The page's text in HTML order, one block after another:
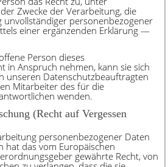
Zwecke der Verarbeitung, die
unvollständiger personenbezogener
einer ergänzenden Erklärung —
Person dieses
in Anspruch nehmen, kann sie sich
unseren Datenschutzbeauftragten
Mitarbeiter des für die
wenden.
(Recht auf Vergessen
personenbezogener Daten
hat das vom Europäischen
gewährte Recht, von